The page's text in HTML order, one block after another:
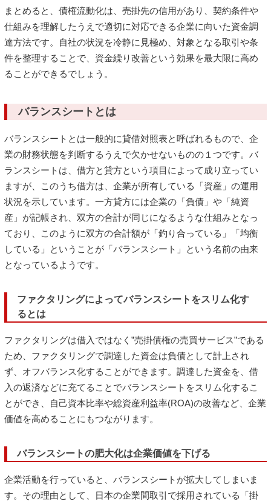
まとめると、債権流動化は、売掛先の信用があり、契約条件や
仕組みを理解したうえで適切に対応できる企業に向いた資金調
達方法です。自社の状況を冷静に見極め、対象となる取引や条
件を整理することで、資金繰り改善という効果を最大限に高め
ることができるでしょう。
バランスシートとは
バランスシートとは一般的に貸借対照表と呼ばれるもので、企
業の財務状態を判断するうえで欠かせないものの１つです。バ
ランスシートは、借方と貸方という項目によって成り立ってい
ますが、このうち借方は、企業が所有している「資産」の運用
状況を示しています。一方貸方には企業の「負債」や「純資
産」が記帳され、双方の合計が同じになるような仕組みとなっ
ており、このように双方の合計額が「釣り合っている」「均衡
している」ということが「バランスシート」という名前の由来
となっているようです。
ファクタリングによってバランスシートをスリム化す
るとは
ファクタリングは借入ではなく”売掛債権の売買サービス”である
ため、ファクタリングで調達した資金は負債として計上され
ず、オフバランス化することができます。調達した資金を、借
入の返済などに充てることでバランスシートをスリム化するこ
とができ、自己資本比率や総資産利益率(ROA)の改善など、企業
価値を高めることにもつながります。
バランスシートの肥大化は企業価値を下げる
企業活動を行っていると、バランスシートが拡大してしまいま
す。その理由として、日本の企業間取引で採用されている「掛